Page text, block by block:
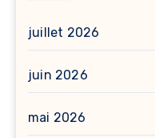
juillet 2026
juin 2026
mai 2026